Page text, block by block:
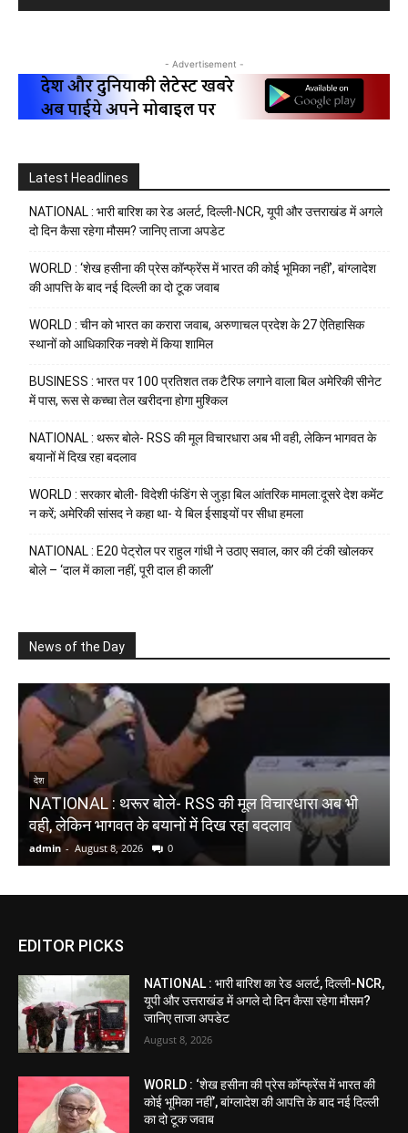
- Advertisement -
Latest Headlines
NATIONAL : भारी बारिश का रेड अलर्ट, दिल्ली-NCR, यूपी और उत्तराखंड में अगले
दो दिन कैसा रहेगा मौसम? जानिए ताजा अपडेट
WORLD : ‘शेख हसीना की प्रेस कॉन्फ्रेंस में भारत की कोई भूमिका नहीं’, बांग्लादेश
की आपत्ति के बाद नई दिल्ली का दो टूक जवाब
WORLD : चीन को भारत का करारा जवाब, अरुणाचल प्रदेश के 27 ऐतिहासिक
स्थानों को आधिकारिक नक्शे में किया शामिल
BUSINESS : भारत पर 100 प्रतिशत तक टैरिफ लगाने वाला बिल अमेरिकी सीनेट
में पास, रूस से कच्चा तेल खरीदना होगा मुश्किल
NATIONAL : थरूर बोले- RSS की मूल विचारधारा अब भी वही, लेकिन भागवत के
बयानों में दिख रहा बदलाव
WORLD : सरकार बोली- विदेशी फंडिंग से जुड़ा बिल आंतरिक मामला:दूसरे देश कमेंट
न करें; अमेरिकी सांसद ने कहा था- ये बिल ईसाइयों पर सीधा हमला
NATIONAL : E20 पेट्रोल पर राहुल गांधी ने उठाए सवाल, कार की टंकी खोलकर
बोले – ‘दाल में काला नहीं, पूरी दाल ही काली’
News of the Day
देश
NATIONAL : थरूर बोले- RSS की मूल विचारधारा अब भी
वही, लेकिन भागवत के बयानों में दिख रहा बदलाव
admin - August 8, 2026 0
EDITOR PICKS
NATIONAL : भारी बारिश का रेड अलर्ट, दिल्ली-NCR,
यूपी और उत्तराखंड में अगले दो दिन कैसा रहेगा मौसम?
जानिए ताजा अपडेट
August 8, 2026
WORLD : ‘शेख हसीना की प्रेस कॉन्फ्रेंस में भारत की
कोई भूमिका नहीं’, बांग्लादेश की आपत्ति के बाद नई दिल्ली
का दो टूक जवाब